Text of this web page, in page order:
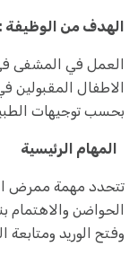
الهدف من الوظيفة :
العمل في المشفى
الاطفال المقبولين
بحسب توجيهات
المهام الرئيسية
تتحدد مهمة ممرض
الحواضن والاهتمام
وفتح الوريد ومتابعة